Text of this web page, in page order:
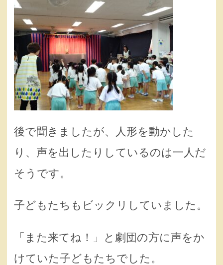
後で聞きましたが、人形を動かした
り、声を出したりしているのは一人だ
そうです。
子どもたちもビックリしていました。
「また来てね！」と劇団の方に声をか
けていた子どもたちでした。